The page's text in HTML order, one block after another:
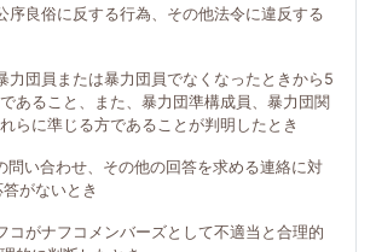
序良俗に反する行為、その他法令に違反する
力団員または暴力団員でなくなったときから5
あること、また、暴力団準構成員、暴力団関
らに準じる方であることが判明したとき
問い合わせ、その他の回答を求める連絡に対
がないとき
コがナフコメンバーズとして不適当と合理的